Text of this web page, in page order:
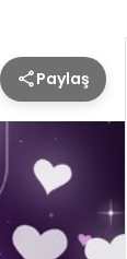
Paylaş